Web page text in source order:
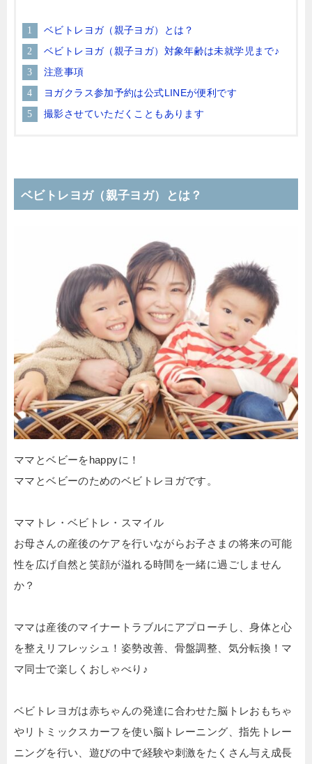
ベビトレヨガ（親子ヨガ）とは？
ベビトレヨガ（親子ヨガ）対象年齢は未就学児まで♪
注意事項
ヨガクラス参加予約は公式LINEが便利です
撮影させていただくこともあります
ベビトレヨガ（親子ヨガ）とは？
ママとベビーをhappyに！
ママとベビーのためのベビトレヨガです。
ママトレ・ベビトレ・スマイル
お母さんの産後のケアを行いながらお子さまの将来の可能
性を広げ自然と笑顔が溢れる時間を一緒に過ごしません
か？
ママは産後のマイナートラブルにアプローチし、身体と心
を整えリフレッシュ！姿勢改善、骨盤調整、気分転換！マ
マ同士で楽しくおしゃべり♪
ベビトレヨガは赤ちゃんの発達に合わせた脳トレおもちゃ
やリトミックスカーフを使い脳トレーニング、指先トレー
ニングを行い、遊びの中で経験や刺激をたくさん与え成長